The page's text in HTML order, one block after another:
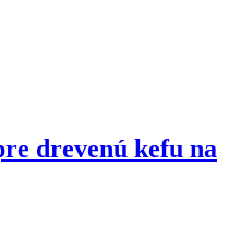
drevenú kefu na